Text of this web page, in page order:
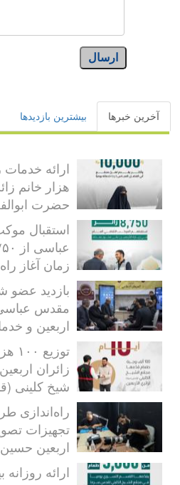
ارسال
آخرین خبرها بیشترین بازدیدها
ارائه خدمات
هزار خانم
حضرت
استقبال
زمان آغاز
بازدید عضو
مقدس
اربعین و
زائران
شیخ کلینی
راه‌اندازی
تجهیزات
اربعین
ارائه